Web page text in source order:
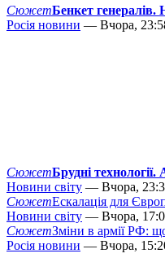
СюжетБенкет генералів.
Росія новини — Вчора,
СюжетБрудні
Новини світу — Вчора,
СюжетЕскалація для
Новини світу — Вчора,
СюжетЗміни в армії РФ:
Росія новини — Вчора,